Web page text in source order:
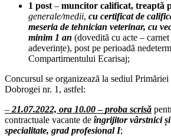
1 post – muncitor calificat, treaptă
generale/medii, cu certificat de
meseria de tehnician veterinar, cu
minim 1 an (dovedită cu acte – carnet
adeverințe), post pe perioadă
Compartimentului Ecarisaj;
Concursul se organizează la sediul
Dobrogei nr. 1, astfel:
– 21.07.2022, ora 10.00–proba scrisă
contractuale vacante de îngrijitor vârstnici și
specialitate, grad profesional I;